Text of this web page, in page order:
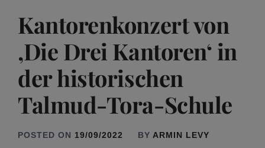
Kantorenkonzert von
‚Die Drei Kantoren‘ in
der historischen
Talmud-Tora-Schule
POSTED ON 19/09/2022 BY ARMIN LEVY